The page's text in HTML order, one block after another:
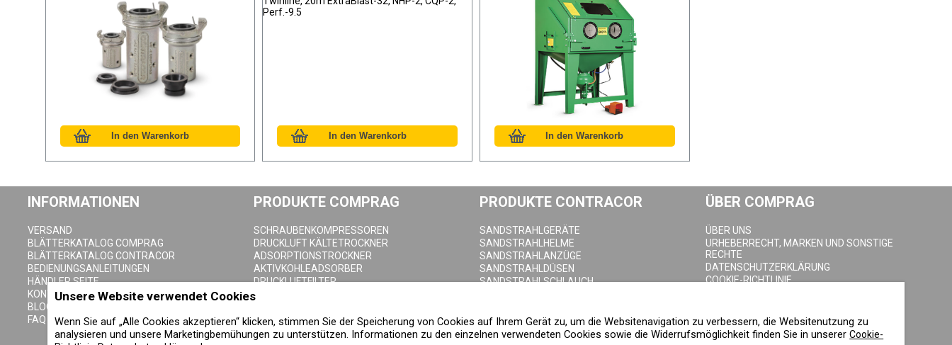
INFORMATIONEN
VERSAND
BLÄTTERKATALOG COMPRAG
BLÄTTERKATALOG CONTRACOR
BEDIENUNGSANLEITUNGEN
HÄNDLER SEITE
KONTAKTE
BLOG
FAQ
PRODUKTE COMPRAG
SCHRAUBENKOMPRESSOREN
DRUCKLUFT KÄLTETROCKNER
ADSORPTIONSTROCKNER
AKTIVKOHLEADSORBER
DRUCKLUFTFILTER
ZYKLONABSCHNEIDER
KONDENSAT-ABLASSVENTILE
PRODUKTE CONTRACOR
SANDSTRAHLGERÄTE
SANDSTRAHLHELME
SANDSTRAHLANZÜGE
SANDSTRAHLDÜSEN
SANDSTRAHLSCHLAUCH
ÜBER COMPRAG
ÜBER UNS
URHEBERRECHT, MARKEN UND SONSTIGE
RECHTE
DATENSCHUTZERKLÄRUNG
COOKIE-RICHTLINIE
Unsere Website verwendet Cookies
Wenn Sie auf „Alle Cookies akzeptieren“ klicken, stimmen Sie der Speicherung von Cookies auf Ihrem Gerät zu, um die Websitenavigation zu verbessern, die Websitenutzung zu
analysieren und unsere Marketingbemühungen zu unterstützen. Informationen zu den einzelnen verwendeten Cookies sowie die Widerrufsmöglichkeit finden Sie in unsererCookie-